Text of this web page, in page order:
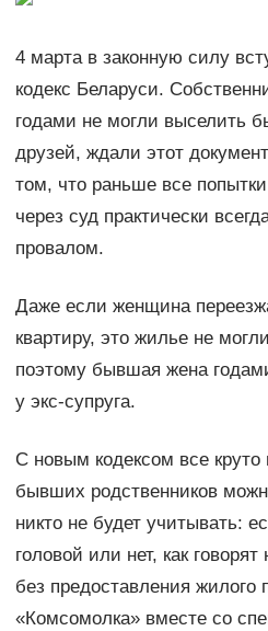
4 марта в законную силу
кодекс Беларуси.
годами не могли выселить
друзей, ждали этот
том, что раньше все
через суд практически
провалом.
Даже если женщина
квартиру, это жилье не
поэтому бывшая жена
у экс-супруга.
С новым кодексом все круто
бывших родственников
никто не будет учитывать:
головой или нет, как
без предоставления жилого
«Комсомолка» вместе со